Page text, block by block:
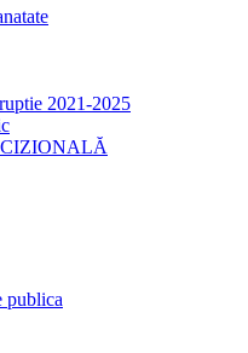
2021-2025
publica